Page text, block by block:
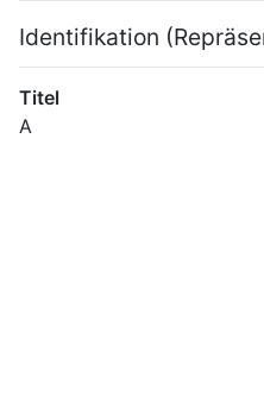
Identifikation
Titel
A